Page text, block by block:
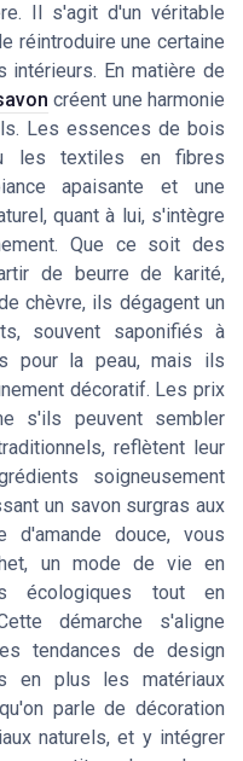
Il s'agit d'un véritable
réintroduire une certaine
intérieurs. En matière de
créent une harmonie
Les essences de bois
les textiles en fibres
apaisante et une
quant à lui, s'intègre
Que ce soit des
de beurre de karité,
chèvre, ils dégagent un
souvent saponifiés à
pour la peau, mais ils
décoratif. Les prix
s'ils peuvent sembler
reflètent leur
soigneusement
un savon surgras aux
douce, vous
un mode de vie en
écologiques tout en
démarche s'aligne
tendances de design
en plus les matériaux
parle de décoration
naturels, et y intégrer